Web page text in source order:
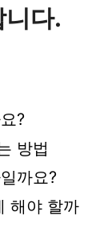
다.
?
방법
까요?
해야 할까